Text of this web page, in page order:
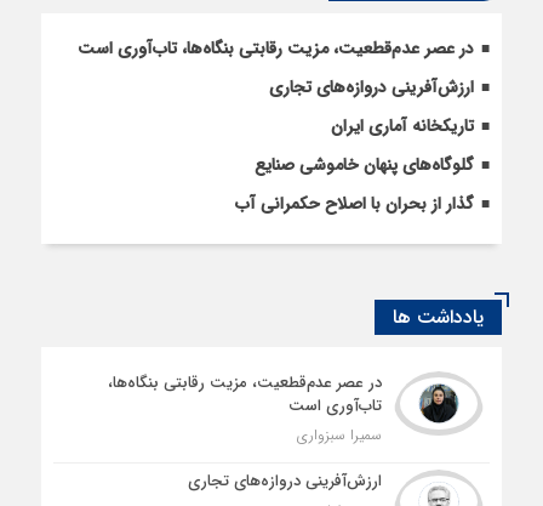
در عصر عدم‌قطعیت، مزیت رقابتی بنگاه‌ها، تاب‌آوری است
ارزش‌آفرینی دروازه‌های تجاری
تاریکخانه آماری ایران
گلوگاه‌های پنهان خاموشی صنایع
گذار از بحران با اصلاح حکمرانی آب
یادداشت ها
در عصر عدم‌قطعیت، مزیت رقابتی بنگاه‌ها،
تاب‌آوری است
سمیرا سبزواری
ارزش‌آفرینی دروازه‌های تجاری